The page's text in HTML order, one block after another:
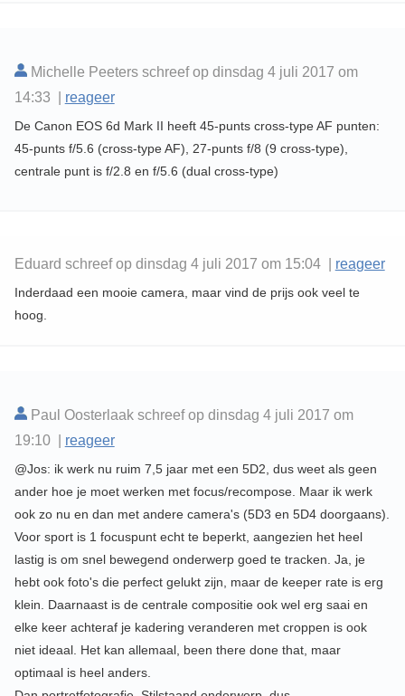
Michelle Peeters schreef op dinsdag 4 juli 2017 om
14:33 | reageer
De Canon EOS 6d Mark II heeft 45-punts cross-type AF punten:
45-punts f/5.6 (cross-type AF), 27-punts f/8 (9 cross-type),
centrale punt is f/2.8 en f/5.6 (dual cross-type)
Eduard schreef op dinsdag 4 juli 2017 om 15:04 | reageer
Inderdaad een mooie camera, maar vind de prijs ook veel te
hoog.
Paul Oosterlaak schreef op dinsdag 4 juli 2017 om
19:10 | reageer
@Jos: ik werk nu ruim 7,5 jaar met een 5D2, dus weet als geen
ander hoe je moet werken met focus/recompose. Maar ik werk
ook zo nu en dan met andere camera's (5D3 en 5D4 doorgaans).
Voor sport is 1 focuspunt echt te beperkt, aangezien het heel
lastig is om snel bewegend onderwerp goed te tracken. Ja, je
hebt ook foto's die perfect gelukt zijn, maar de keeper rate is erg
klein. Daarnaast is de centrale compositie ook wel erg saai en
elke keer achteraf je kadering veranderen met croppen is ook
niet ideaal. Het kan allemaal, been there done that, maar
optimaal is heel anders.